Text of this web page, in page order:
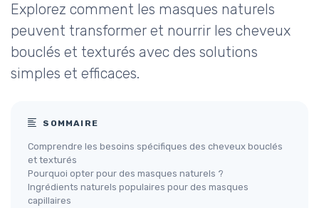
Explorez comment les masques naturels
peuvent transformer et nourrir les cheveux
bouclés et texturés avec des solutions
simples et efficaces.
SOMMAIRE
Comprendre les besoins spécifiques des cheveux bouclés
et texturés
Pourquoi opter pour des masques naturels ?
Ingrédients naturels populaires pour des masques
capillaires